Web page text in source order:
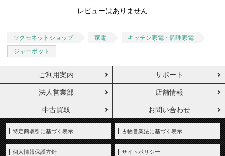
レビューはありません
ツクモネットショップ 家電
キッチン家電・調理家電
ジャーポット
ご利用案内 サポート
法人営業部 店舗情報
中古買取 お問い合わせ
特定商取引に基づく表示 古物営業法に基づく表示
個人情報保護方針 サイトポリシー